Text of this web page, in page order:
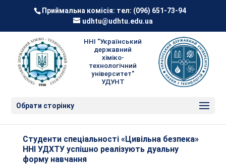
Приймальна комісія: тел: (096) 651-73-94
udhtu@udhtu.edu.ua
ННІ "Український
державний
хіміко-
технологічний
університет"
УДУНТ
Обрати сторінку
Студенти спеціальності «Цивільна безпека»
ННІ УДХТУ успішно реалізують дуальну
форму навчання